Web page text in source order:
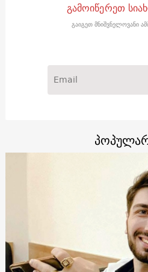
გამოიწერეთ
გაიგეთ მნიშვნელოვანი